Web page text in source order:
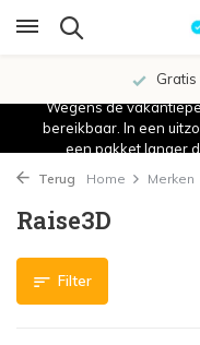
Wegens de
bereikbaar. In een
een pakket langer
Terug Home Merken
Raise3D
Filter